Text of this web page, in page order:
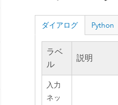
ダイアログ Python
ラベ
ル
説明
入力
ネッ